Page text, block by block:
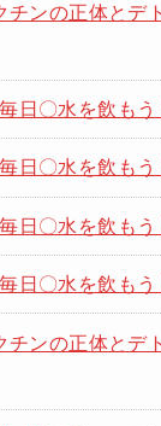
チンの正体とデ
日〇水を飲もう
日〇水を飲もう
日〇水を飲もう
日〇水を飲もう
チンの正体とデ